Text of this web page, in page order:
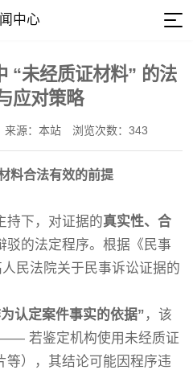
中心
“未经质证材料” 的法
应对策略
来源：本站 浏览次数：343
料合法有效的前提
持下，对证据的真实性、合
驳的法定程序。根据《民事
民法院关于民事诉讼证据的
认定案件事实的依据” ，该
若鉴定机构使用未经质证
等），其结论可能因程序违